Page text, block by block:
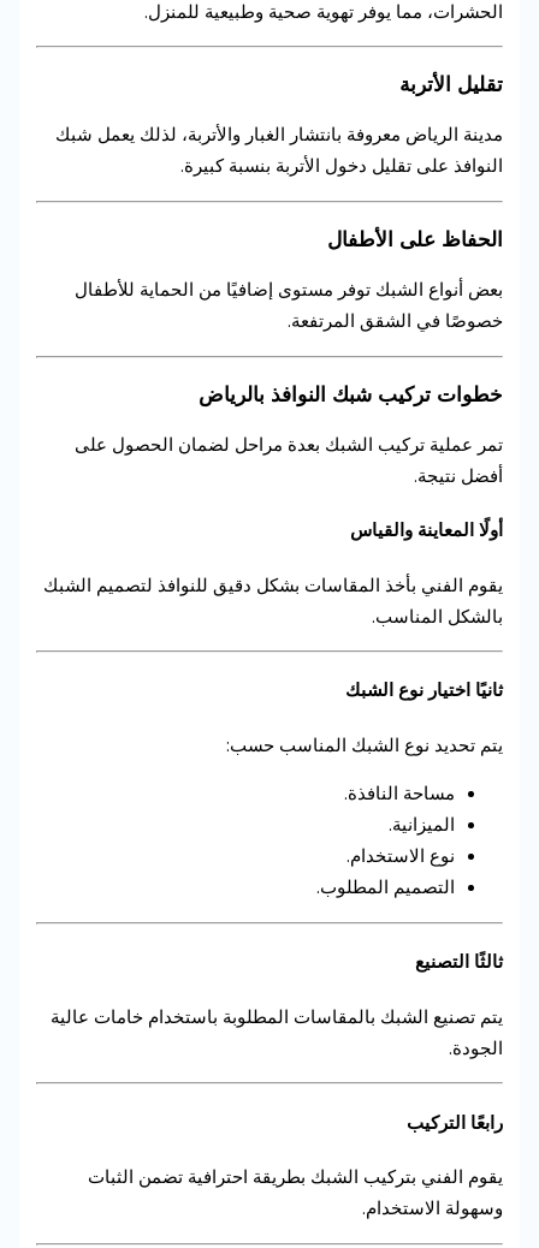
الحشرات، مما يوفر تهوية صحية وطبيعية للمنزل.
تقليل الأتربة
مدينة الرياض معروفة بانتشار الغبار والأتربة، لذلك يعمل شبك
النوافذ على تقليل دخول الأتربة بنسبة كبيرة.
الحفاظ على الأطفال
بعض أنواع الشبك توفر مستوى إضافيًا من الحماية للأطفال
خصوصًا في الشقق المرتفعة.
خطوات تركيب شبك النوافذ بالرياض
تمر عملية تركيب الشبك بعدة مراحل لضمان الحصول على
أفضل نتيجة.
أولًا المعاينة والقياس
يقوم الفني بأخذ المقاسات بشكل دقيق للنوافذ لتصميم الشبك
بالشكل المناسب.
ثانيًا اختيار نوع الشبك
يتم تحديد نوع الشبك المناسب حسب:
مساحة النافذة.
الميزانية.
نوع الاستخدام.
التصميم المطلوب.
ثالثًا التصنيع
يتم تصنيع الشبك بالمقاسات المطلوبة باستخدام خامات عالية
الجودة.
رابعًا التركيب
يقوم الفني بتركيب الشبك بطريقة احترافية تضمن الثبات
وسهولة الاستخدام.